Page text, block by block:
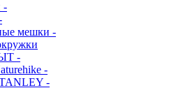
-
мешки -
-
-
-